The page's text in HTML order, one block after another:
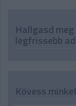
Hallgasd
legfrissebb
Kövess